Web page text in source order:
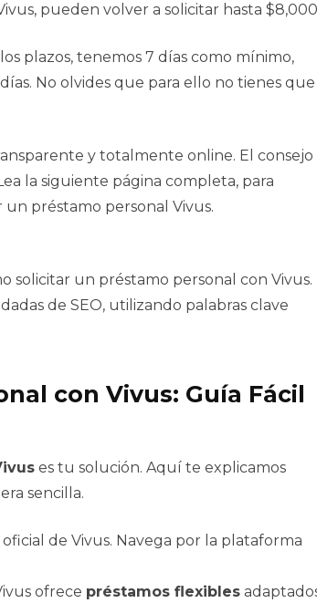
pueden volver a solicitar hasta
plazos, tenemos 7 días como mínimo,
No olvides que para ello no tienes que
y totalmente online. El consejo
la siguiente página completa, para
préstamo personal Vivus.
solicitar un préstamo personal con Vivus.
de SEO, utilizando palabras clave
con Vivus: Guía Fácil
es tu solución. Aquí te explicamos
sencilla.
de Vivus. Navega por la plataforma
ofrece préstamos flexibles